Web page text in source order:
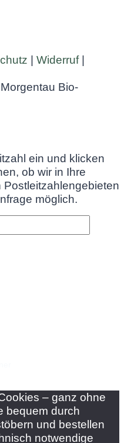
| Widerruf|
Bio-
ein und klicken
ob wir in Ihre
möglich.
– ganz ohne
bequem durch
und bestellen
notwendige